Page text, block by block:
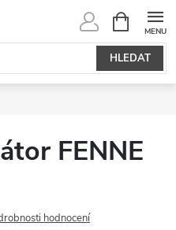
HLEDAT
NÁKUPNÍ
KOŠÍK
FENNE
hodnocení